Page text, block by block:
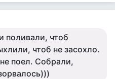
поливали, чтоб
чтоб не засохло.
поел. Собрали,